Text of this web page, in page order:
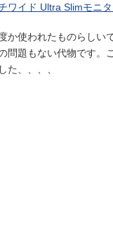
か使われたものらしい
問題もない代物です。
た、、、、